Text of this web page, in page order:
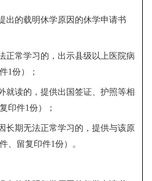
出的载明休学原因的休学申请书
正常学习的，出示县级以上医院病
1份）；
就读的，提供出国签证、护照等相
印件1份）；
长期无法正常学习的，提供与该原
、留复印件1份）。